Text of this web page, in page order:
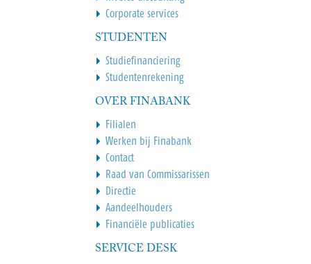
Corporate services
STUDENTEN
Studiefinanciering
Studentenrekening
OVER FINABANK
Filialen
Werken bij Finabank
Contact
Raad van Commissarissen
Directie
Aandeelhouders
Financiële publicaties
SERVICE DESK